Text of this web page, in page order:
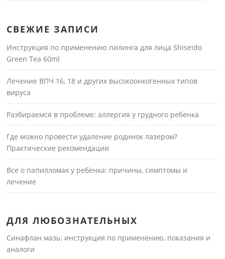
СВЕЖИЕ ЗАПИСИ
Инструкция по применению пилинга для лица Shiseido
Green Tea 60ml
Лечение ВПЧ 16, 18 и других высокоонкогенных типов
вируса
Разбираемся в проблеме: аллергия у грудного ребенка
Где можно провести удаление родинок лазером?
Практические рекомендации
Все о папилломах у ребенка: причины, симптомы и
лечение
ДЛЯ ЛЮБОЗНАТЕЛЬНЫХ
Синафлан мазь: инструкция по применению, показания и
аналоги